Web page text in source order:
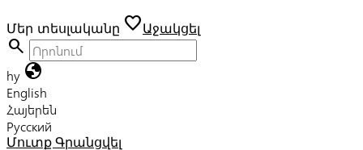
Մեր տեսլականը favoriteԱջակցել
search
hy globe
English
Հայերեն
Русский
Մուտք Գրանցվել